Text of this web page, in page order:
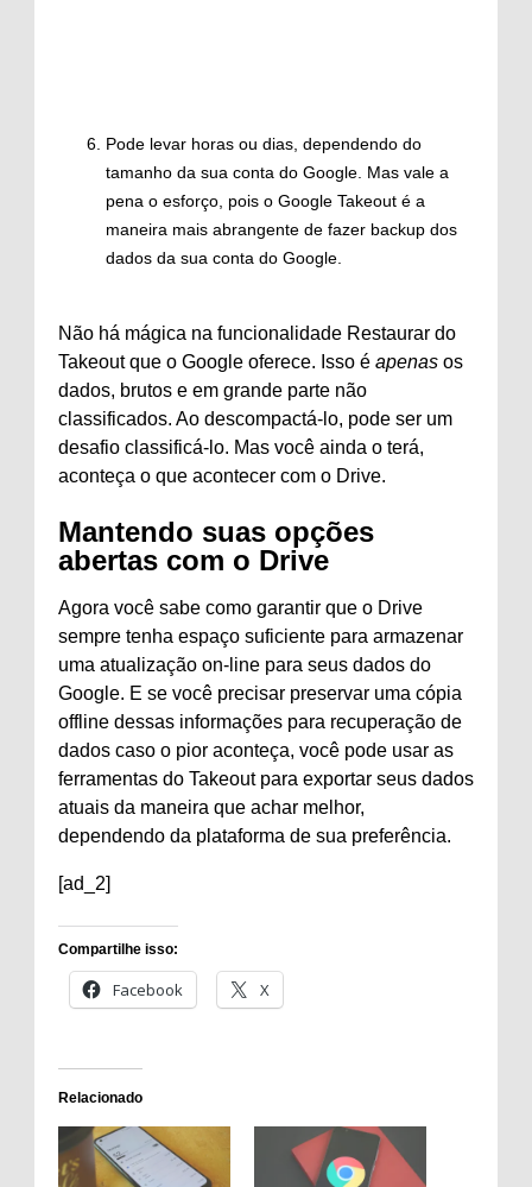
Pode levar horas ou dias, dependendo do
tamanho da sua conta do Google. Mas vale a
pena o esforço, pois o Google Takeout é a
maneira mais abrangente de fazer backup dos
dados da sua conta do Google.
Não há mágica na funcionalidade Restaurar do
Takeout que o Google oferece. Isso é apenas os
dados, brutos e em grande parte não
classificados. Ao descompactá-lo, pode ser um
desafio classificá-lo. Mas você ainda o terá,
aconteça o que acontecer com o Drive.
Mantendo suas opções
abertas com o Drive
Agora você sabe como garantir que o Drive
sempre tenha espaço suficiente para armazenar
uma atualização on-line para seus dados do
Google. E se você precisar preservar uma cópia
offline dessas informações para recuperação de
dados caso o pior aconteça, você pode usar as
ferramentas do Takeout para exportar seus dados
atuais da maneira que achar melhor,
dependendo da plataforma de sua preferência.
[ad_2]
Compartilhe isso:
Facebook X
Relacionado